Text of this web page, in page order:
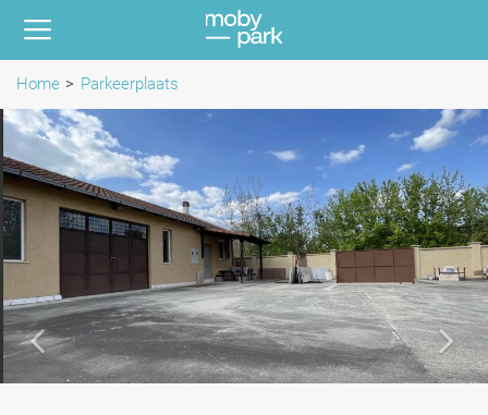
Home Parkeerplaats